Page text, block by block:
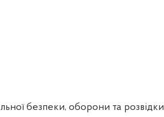
безпеки, оборони та розвідки